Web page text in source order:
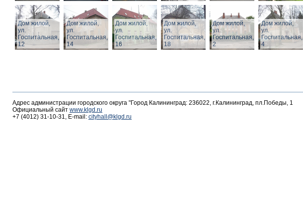
Дом жилой,
ул.
Госпитальная,
12
Дом жилой,
ул.
Госпитальная,
14
Дом жилой,
ул.
Госпитальная,
16
Дом жилой,
ул.
Госпитальная,
18
Дом жилой,
ул.
Госпитальная,
2
Дом жилой,
ул.
Госпитальная,
4
Адрес администрации городского округа "Город Калининград: 236022, г.Калининград, пл.Победы, 1
Официальный сайт www.klgd.ru
+7 (4012) 31-10-31, E-mail: cityhall@klgd.ru